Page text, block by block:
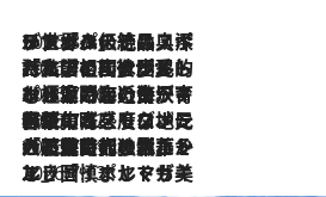
2026.8.8
リスボンの絶品スイーツ「パステル・デ・ナタ」とは？ポルトガル伝統の奥深い世界へ
2026.7.27
「私の祖国はポルトガル語です」国民的詩人フェルナンド・ペソアと、彼が愛した文学の街を歩く
2026.7.26
ポルトガル近海が育む極上の海の幸。キリリと冷えた白ワインと愉しむ、シーフード専門店の贅沢
2026.7.22
伝統の味をモダンに昇華。高感度な地元客が集う、リスボンの最旬ガストロノミー
2026.7.21
大航海時代の栄華から、震災、独裁、そして革命へ。ポルトガル・首都リスボンの石畳に刻まれた「歴史の光と影」
2026.7.13
エッセイ・ヤマザキマリ「慎ましくも美しき国 ポルトガル」